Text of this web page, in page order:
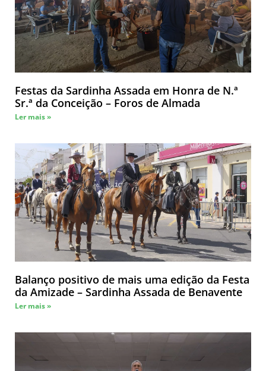
Festas da Sardinha Assada em Honra de N.ª
Sr.ª da Conceição – Foros de Almada
Ler mais »
Balanço positivo de mais uma edição da Festa
da Amizade – Sardinha Assada de Benavente
Ler mais »